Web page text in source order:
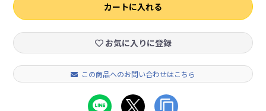
カートに入れる
お気に入りに登録
この商品へのお問い合わせはこちら